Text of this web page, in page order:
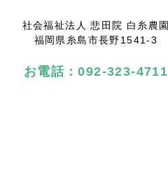
社会福祉法人 悲田院 白糸農園
福岡県糸島市長野1541-3
お電話：092-323-4711